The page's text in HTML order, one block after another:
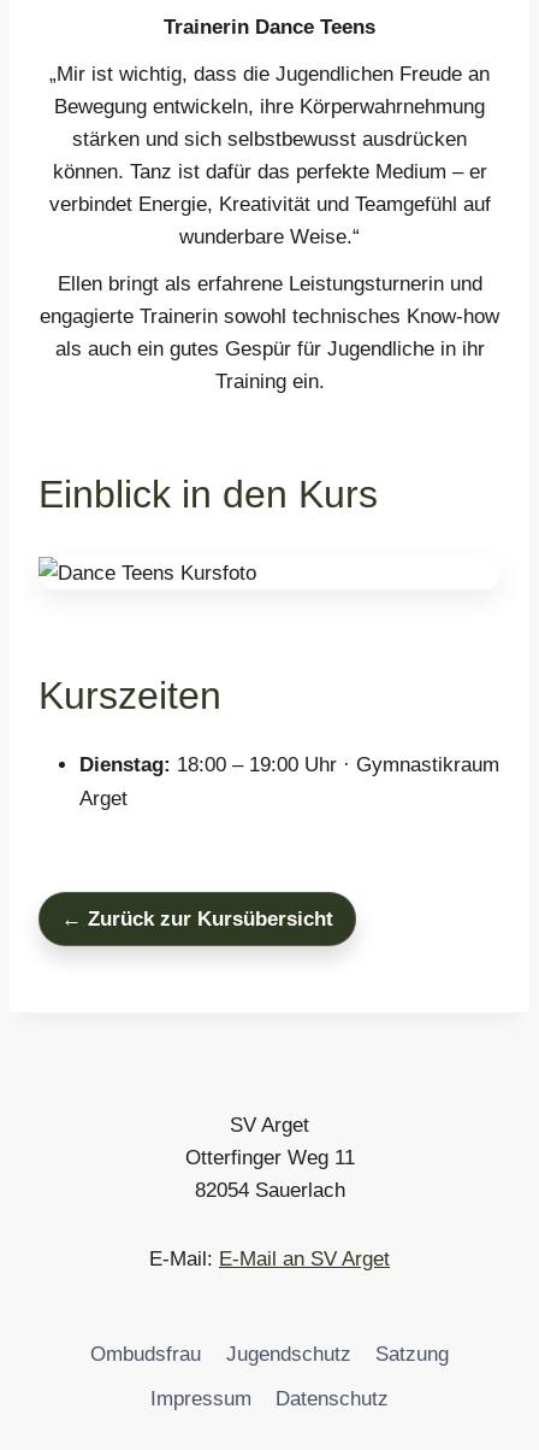
Trainerin Dance Teens
„Mir ist wichtig, dass die Jugendlichen Freude an
Bewegung entwickeln, ihre Körperwahrnehmung
stärken und sich selbstbewusst ausdrücken
können. Tanz ist dafür das perfekte Medium – er
verbindet Energie, Kreativität und Teamgefühl auf
wunderbare Weise.“
Ellen bringt als erfahrene Leistungsturnerin und
engagierte Trainerin sowohl technisches Know-how
als auch ein gutes Gespür für Jugendliche in ihr
Training ein.
Einblick in den Kurs
Kurszeiten
Dienstag: 18:00 – 19:00 Uhr · Gymnastikraum
Arget
← Zurück zur Kursübersicht
SV Arget
Otterfinger Weg 11
82054 Sauerlach
E-Mail: E-Mail an SV Arget
Ombudsfrau Jugendschutz
Satzung
Impressum
Datenschutz